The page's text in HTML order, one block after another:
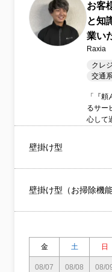
お客
と知
業い
Raxia
クレ
交通
「『
るサー
心して
壁掛け型
壁掛け型（お掃除機能
金 土 日
08/07
08/08
08/